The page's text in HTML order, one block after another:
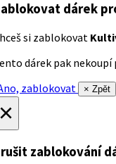
dárek
si zablokovat
dárek pak nekoupí
zablokovat
× Zpět
zablokování